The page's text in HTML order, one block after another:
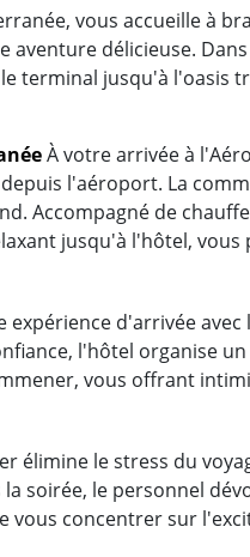
vous accueille à
délicieuse.
jusqu'à l'oasis
À votre arrivée à
l'aéroport. La
Accompagné de
jusqu'à l'hôtel,
expérience d'arrivée
l'hôtel organise
vous offrant
élimine le stress du
soirée, le personnel
concentrer sur